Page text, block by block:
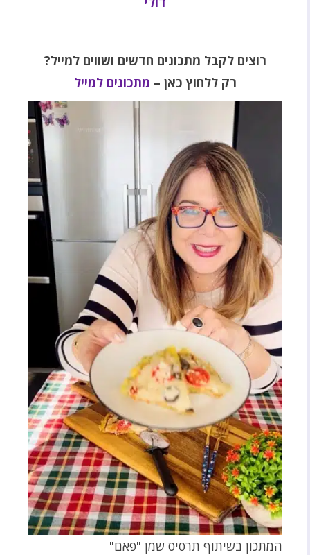
רוצים לקבל מתכונים חדשים ושווים למייל?
רק ללחוץ כאן – מתכונים למייל
המתכון בשיתוף תרסיס שמן "פאם"